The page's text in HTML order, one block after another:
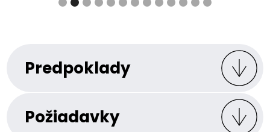
Predpoklady
Požiadavky